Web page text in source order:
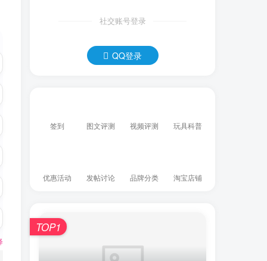
社交账号登录
QQ登录
签到 图文评测 视频评测 玩具科普
优惠活动 发帖讨论 品牌分类 淘宝店铺
TOP1